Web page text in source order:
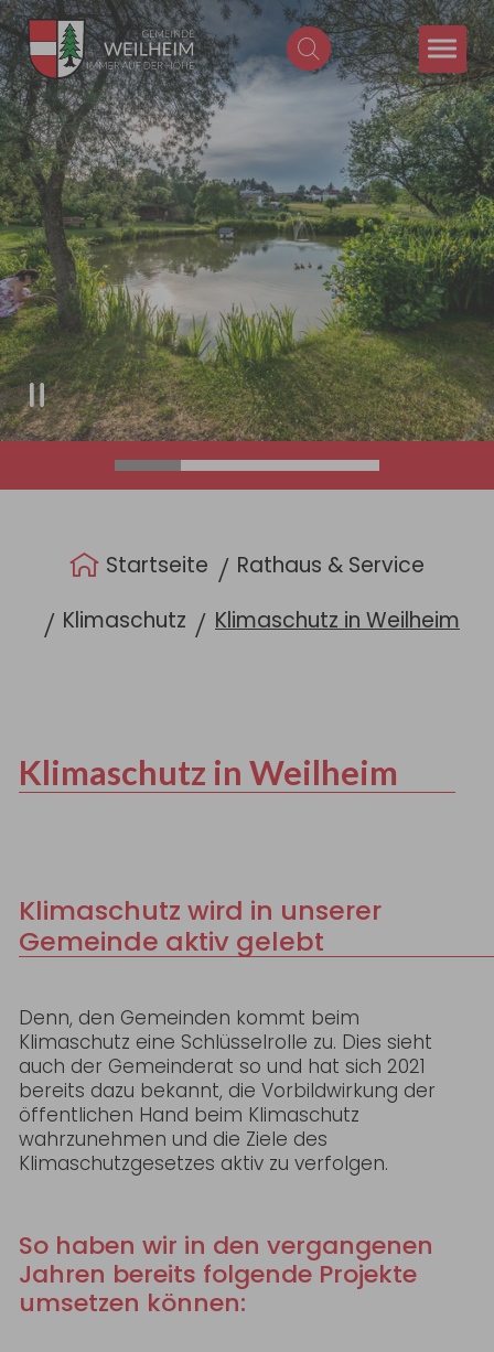
Zum Hauptinhalt springen
Startseite
Rathaus & Service
Klimaschutz
Klimaschutz in Weilheim
Klimaschutz in Weilheim
Klimaschutz wird in unserer
Gemeinde aktiv gelebt
Denn, den Gemeinden kommt beim
Klimaschutz eine Schlüsselrolle zu. Dies sieht
auch der Gemeinderat so und hat sich 2021
bereits dazu bekannt, die Vorbildwirkung der
öffentlichen Hand beim Klimaschutz
wahrzunehmen und die Ziele des
Klimaschutzgesetzes aktiv zu verfolgen.
So haben wir in den vergangenen
Jahren bereits folgende Projekte
umsetzen können: